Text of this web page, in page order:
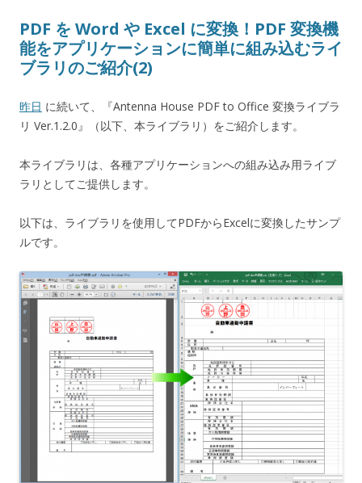
PDF を Word や Excel に変換！PDF 変換機
能をアプリケーションに簡単に組み込むライ
ブラリのご紹介(2)
昨日 に続いて、『Antenna House PDF to Office 変換ライブラ
リ Ver.1.2.0』（以下、本ライブラリ）をご紹介します。
本ライブラリは、各種アプリケーションへの組み込み用ライブ
ラリとしてご提供します。
以下は、ライブラリを使用してPDFからExcelに変換したサンプ
ルです。